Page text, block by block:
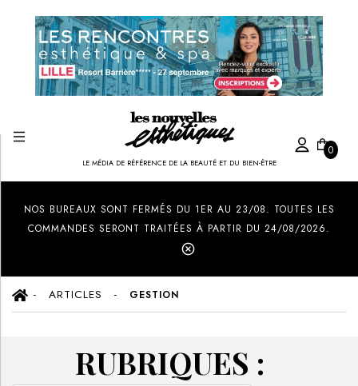
LE MÉDIA DE RÉFÉRENCE DE LA BEAUTÉ ET DU BIEN-ÊTRE
0
NOS BUREAUX SONT FERMÉS DU 1ER AU 23/08. TOUTES LES
COMMANDES SERONT TRAITÉES À PARTIR DU 24/08/2026.
ARTICLES GESTION
RUBRIQUES :